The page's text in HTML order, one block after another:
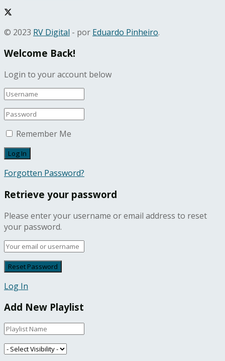
© 2023 RV Digital - por Eduardo Pinheiro.
Welcome Back!
Login to your account below
Remember Me
Forgotten Password?
Retrieve your password
Please enter your username or email address to reset
your password.
Log In
Add New Playlist